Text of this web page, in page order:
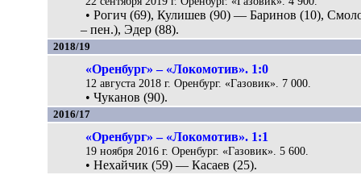
• Рогич (69), Кулишев (90) — Баринов (10),
– пен.), Эдер (88).
2018/19
«Оренбург» – «Локомотив». 1:0
12 августа 2018 г. Оренбург. «Газовик». 7 000.
• Чуканов (90).
2016/17
«Оренбург» – «Локомотив». 1:1
19 ноября 2016 г. Оренбург. «Газовик». 5 600.
• Нехайчик (59) — Касаев (25).